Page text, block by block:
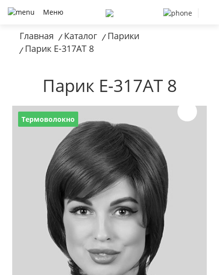
Меню
Главная / Каталог / Парики
/ Парик E-317AT 8
Парик E-317AT 8
Термоволокно